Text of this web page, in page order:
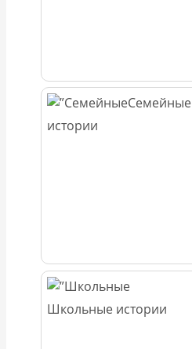
Семейные
истории
Школьные истории